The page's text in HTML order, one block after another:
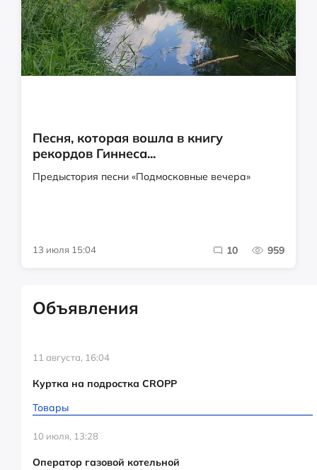
Песня, которая вошла в книгу
рекордов Гиннеса...
Предыстория песни «Подмосковные вечера»
13 июля 15:04 10 959
Объявления
11 августа, 16:04
Куртка на подростка CROPP
Товары
10 июля, 13:28
Оператор газовой котельной